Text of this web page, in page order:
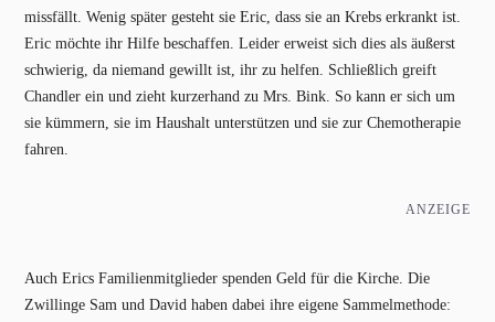
missfällt. Wenig später gesteht sie Eric, dass sie an Krebs erkrankt ist.
Eric möchte ihr Hilfe beschaffen. Leider erweist sich dies als äußerst
schwierig, da niemand gewillt ist, ihr zu helfen. Schließlich greift
Chandler ein und zieht kurzerhand zu Mrs. Bink. So kann er sich um
sie kümmern, sie im Haushalt unterstützen und sie zur Chemotherapie
fahren.
ANZEIGE
Auch Erics Familienmitglieder spenden Geld für die Kirche. Die
Zwillinge Sam und David haben dabei ihre eigene Sammelmethode: